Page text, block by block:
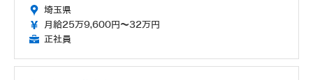
埼玉県
月給25万9,600円～32万円
正社員